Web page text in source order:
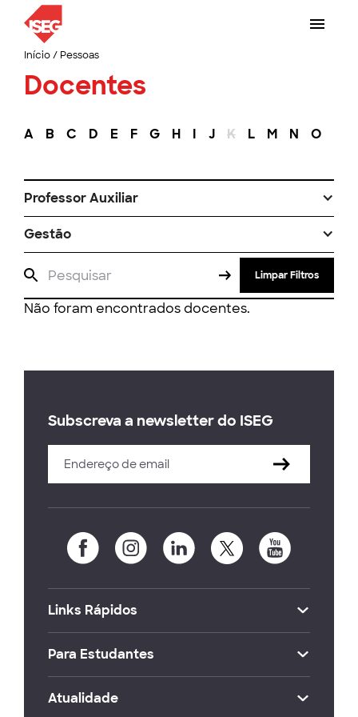
Início/ Pessoas
Docentes
A B C D E F G H I J K L M N O
Professor Auxiliar
Gestão
Limpar Filtros
Não foram encontrados docentes.
Subscreva a newsletter do ISEG
Links Rápidos
Para Estudantes
Atualidade